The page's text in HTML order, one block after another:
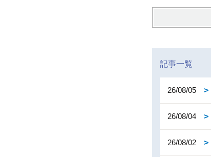
記事一覧
26/08/05
26/08/04
26/08/02